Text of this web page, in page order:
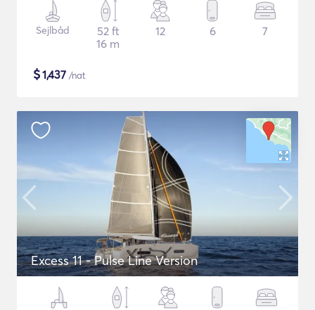
Sejlbåd
52 ft
16 m
12 6 7
$1,437 /nat
Excess 11 - Pulse Line Version